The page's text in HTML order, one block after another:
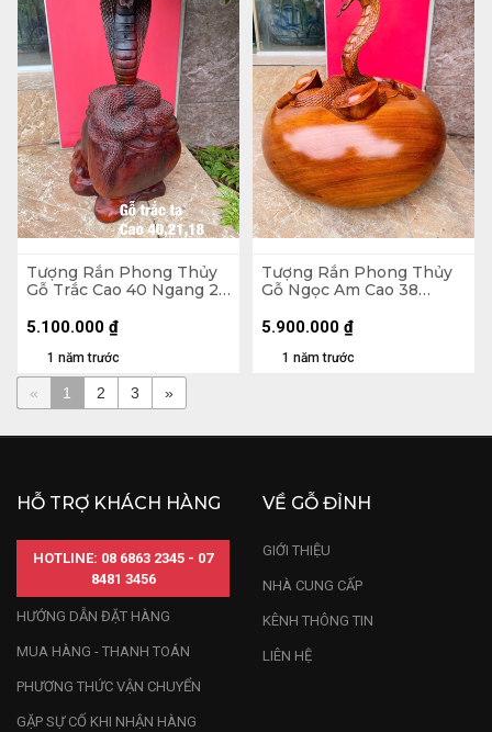
Tượng Rắn Phong Thủy
Gỗ Trắc Cao 40 Ngang 21
1 năm trước
5.100.000 ₫
Tượng Rắn Phong Thủy
Gỗ Ngọc Am Cao 38
15kg
1 năm trước
5.900.000 ₫
« 1 2 3 »
HỖ TRỢ KHÁCH HÀNG
HOTLINE: 08 6863 2345 - 07
8481 3456
HƯỚNG DẪN ĐẶT HÀNG
MUA HÀNG - THANH TOÁN
PHƯƠNG THỨC VẬN CHUYỂN
GẶP SỰ CỐ KHI NHẬN HÀNG
VỀ GỖ ĐỈNH
GIỚI THIỆU
NHÀ CUNG CẤP
KÊNH THÔNG TIN
LIÊN HỆ